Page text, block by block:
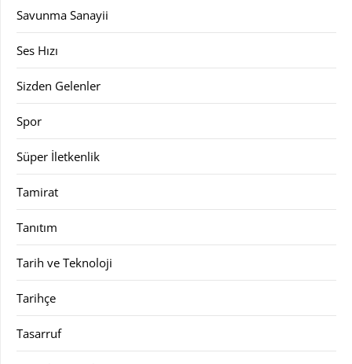
Savunma Sanayii
Ses Hızı
Sizden Gelenler
Spor
Süper İletkenlik
Tamirat
Tanıtım
Tarih ve Teknoloji
Tarihçe
Tasarruf